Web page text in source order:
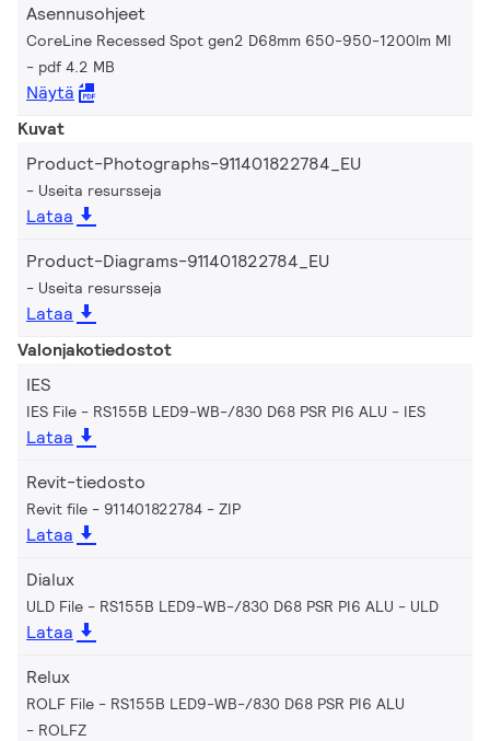
Asennusohjeet
CoreLine Recessed Spot gen2 D68mm 650-950-1200lm MI
pdf 4.2 MB
Näytä
Kuvat
Product-Photographs-911401822784_EU
Useita resursseja
Lataa
Product-Diagrams-911401822784_EU
Useita resursseja
Lataa
Valonjakotiedostot
IES
IES File - RS155B LED9-WB-/830 D68 PSR PI6 ALU IES
Lataa
Revit-tiedosto
Revit file - 911401822784 ZIP
Lataa
Dialux
ULD File - RS155B LED9-WB-/830 D68 PSR PI6 ALU ULD
Lataa
Relux
ROLF File - RS155B LED9-WB-/830 D68 PSR PI6 ALU
ROLFZ